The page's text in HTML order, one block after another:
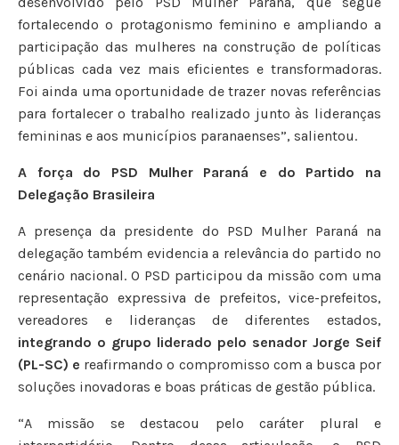
fortalecendo o protagonismo feminino e ampliando a
participação das mulheres na construção de políticas
públicas cada vez mais eficientes e transformadoras.
Foi ainda uma oportunidade de trazer novas referências
para fortalecer o trabalho realizado junto às lideranças
femininas e aos municípios paranaenses”, salientou.
A força do PSD Mulher Paraná e do Partido na
Delegação Brasileira
A presença da presidente do PSD Mulher Paraná na
delegação também evidencia a relevância do partido no
cenário nacional. O PSD participou da missão com uma
representação expressiva de prefeitos, vice-prefeitos,
vereadores e lideranças de diferentes estados,
integrando o grupo liderado pelo senador Jorge Seif
(PL-SC) e reafirmando o compromisso com a busca por
soluções inovadoras e boas práticas de gestão pública.
“A missão se destacou pelo caráter plural e